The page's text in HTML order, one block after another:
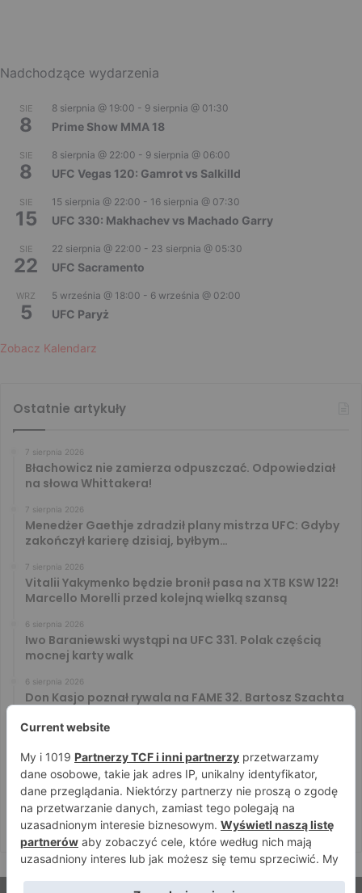
Nadchodzące wydarzenia
SIE
8
8 sierpnia @ 19:00 - 9 sierpnia @ 01:30
Prime Show MMA 18
SIE
8
8 sierpnia @ 22:00 - 9 sierpnia @ 06:00
UFC Vegas 120: Gamrot vs Salkilld
SIE
15
15 sierpnia @ 22:00 - 16 sierpnia @ 07:30
UFC 330: Makhachev vs Machado Garry
SIE
22
22 sierpnia @ 22:00 - 23 sierpnia @ 05:30
UFC Sacramento
WRZ
5
5 września @ 18:00 - 6 września @ 02:00
UFC Paryż
Zobacz Kalendarz
Ostatnie artykuły
7 sierpnia 2026
Błachowicz nie zamierza odpuszczać. Odpowiedział
na słowa Whittakera!
7 sierpnia 2026
Menedżer Gaethje zdradził plany mistrza UFC: Gdyby
zakończył karierę dzisiaj, byłbym…
7 sierpnia 2026
Vitalii Yakymenko będzie bronił pasa na XTB KSW 122!
Marcello Morelli przed kolejną wielką szansą
6 sierpnia 2026
Iwo Baraniewski wystąpi na UFC 331. Polak częścią
mocnej karty walk
6 sierpnia 2026
Don Kasjo poznał rywala na FAME 32. Bartosz Szachta
Niepokonany Włodarczyk zawalczy o ranking! Na XTB
KSW 122 zmierzy się z Paivą
5 sierpnia 2026
Mateusz DON DIEGO Kubiszyn o rywalu na GROMDA 26.
Kibice typują trzy nazwiska